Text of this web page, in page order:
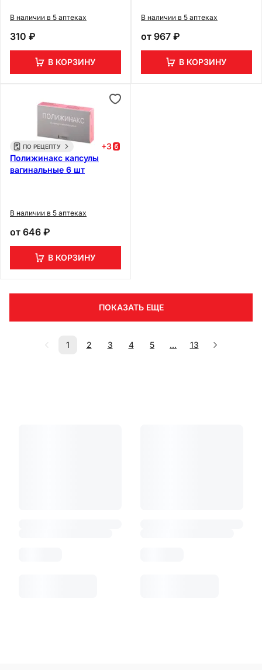
В наличии в 5 аптеках
310 ₽
В КОРЗИНУ
В наличии в 5 аптеках
от 967 ₽
В КОРЗИНУ
ПО РЕЦЕПТУ +3
Полижинакс капсулы
вагинальные 6 шт
В наличии в 5 аптеках
от 646 ₽
В КОРЗИНУ
ПОКАЗАТЬ ЕЩЕ
1 2 3 4 5 ... 13